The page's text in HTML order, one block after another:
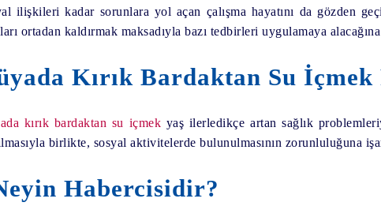
ilişkileri kadar sorunlara yol açan çalışma hayatını da gözden
ortadan kaldırmak maksadıyla bazı tedbirleri uygulamaya
Kırık Bardaktan Su İçmek
kırık bardaktan su içmek yaş ilerledikçe artan sağlık
birlikte, sosyal aktivitelerde bulunulmasının zorunluluğuna
Habercisidir?